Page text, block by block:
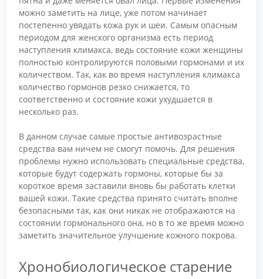
можно заметить на лице, уже потом начинает
постепенно увядать кожа рук и шеи. Самым опасным
периодом для женского организма есть период
наступления климакса, ведь состояние кожи женщины
полностью контролируются половыми гормонами и их
количеством. Так, как во время наступления климакса
количество гормонов резко снижается, то
соответственно и состояние кожи ухудшается в
несколько раз.
В данном случае самые простые антивозрастные
средства вам ничем не смогут помочь. Для решения
проблемы нужно использовать специальные средства,
которые будут содержать гормоны, которые бы за
короткое время заставили вновь бы работать клетки
вашей кожи. Такие средства принято считать вполне
безопасными так, как они никак не отображаются на
состоянии гормонального она, но в то же время можно
заметить значительное улучшение кожного покрова.
Хронобиологическое старение